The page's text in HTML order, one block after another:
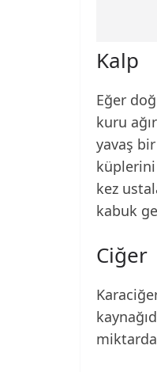
Kalp
Eğer
kuru
yavaş
kez
kabuk
Ciğer